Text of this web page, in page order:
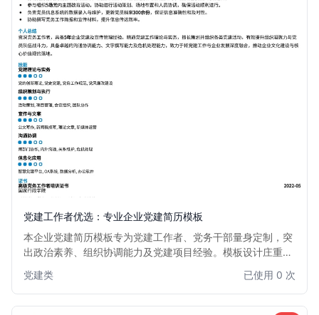
党建工作者优选：专业企业党建简历模板
本企业党建简历模板专为党建工作者、党务干部量身定制，突
出政治素养、组织协调能力及党建项目经验。模板设计庄重严
出贡献，助力您在党建相关职位中脱颖而出。
党建类 已使用 0 次